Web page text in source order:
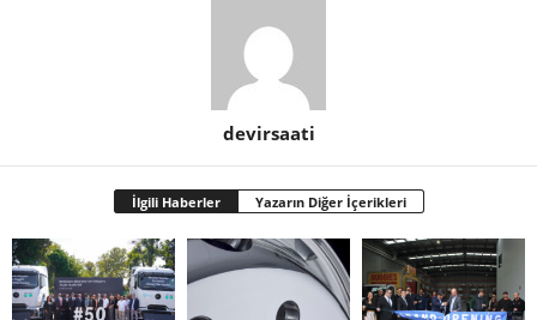
devirsaati
İlgili Haberler Yazarın Diğer İçerikleri